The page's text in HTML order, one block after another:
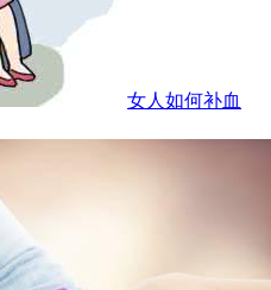
女人如何补血